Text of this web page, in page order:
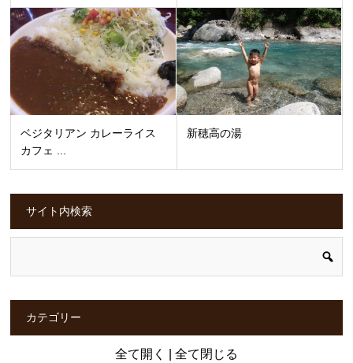
ベジタリアン カレーライス
カフェ ...
新穂高の湯
サイト内検索
カテゴリー
全て開く 全て閉じる